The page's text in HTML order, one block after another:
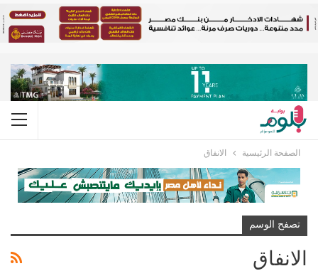
الصفحة الرئيسية الانفاق
تصفح الوسم
الانفاق